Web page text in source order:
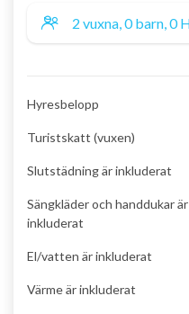
Hyresbelopp
Turistskatt (vuxen)
Slutstädning är inkluderat
Sängkläder och handdukar är
inkluderat
El/vatten är inkluderat
Värme är inkluderat